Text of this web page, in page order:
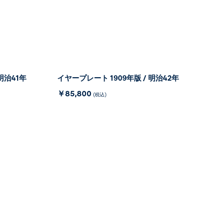
治41年 イヤープレート 1909年版 / 明治42年
￥85,800 (税込)